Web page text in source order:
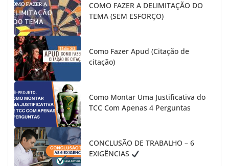
COMO FAZER A DELIMITAÇÃO DO
TEMA (SEM ESFORÇO)
Como Fazer Apud (Citação de
citação)
Como Montar Uma Justificativa do
TCC Com Apenas 4 Perguntas
CONCLUSÃO DE TRABALHO – 6
EXIGÊNCIAS